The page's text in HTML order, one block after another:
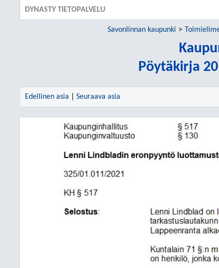
DYNASTY TIETOPALVELU
Savonlinnan kaupunki
Pöytäkirja
Edellinen asia Seuraava asia